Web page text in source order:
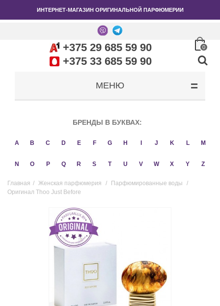
ИНТЕРНЕТ-МАГАЗИН ОРИГИНАЛЬНОЙ ПАРФЮМЕРИИ
+375 29 685 59 90
+375 33 685 59 90
0
МЕНЮ
БРЕНДЫ В БУКВАХ:
A B C D E F G H J K L M
N O P Q R S T U V W X Y Z
Главная / Женская парфюмерия / Парфюмированные воды
/
Оригинал Thoo Just Before